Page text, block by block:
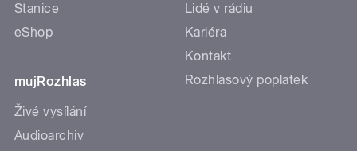
Stanice
eShop
mujRozhlas
Živé vysílání
Audioarchiv
Lidé v rádiu
Kariéra
Kontakt
Rozhlasový poplatek